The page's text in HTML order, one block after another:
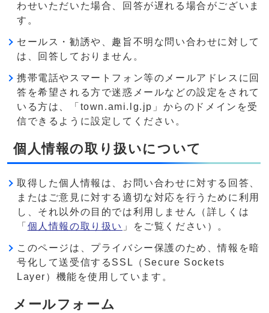
わせいただいた場合、回答が遅れる場合がございま
す。
セールス・勧誘や、趣旨不明な問い合わせに対して
は、回答しておりません。
携帯電話やスマートフォン等のメールアドレスに回
答を希望される方で迷惑メールなどの設定をされて
いる方は、「town.ami.lg.jp」からのドメインを受
信できるように設定してください。
個人情報の取り扱いについて
取得した個人情報は、お問い合わせに対する回答、
またはご意見に対する適切な対応を行うために利用
し、それ以外の目的では利用しません（詳しくは
「 個人情報の取り扱い 」をご覧ください）。
このページは、プライバシー保護のため、情報を暗
号化して送受信するSSL（Secure Sockets
Layer）機能を使用しています。
メールフォーム